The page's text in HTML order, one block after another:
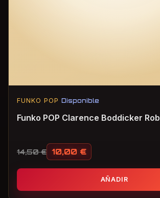
FUNKO POP Disponible
Funko POP Clarence Boddicker
14,50€
El precio original era: 14,50 €.
10,00 €
El precio actual es: 10,00 €.
AÑADIR